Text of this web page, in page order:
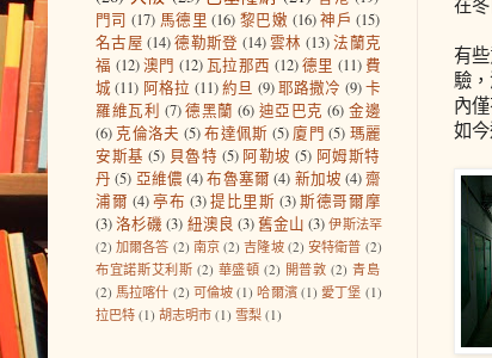
有
驗
內
如
門司 (17) 馬德里 (16) 黎巴嫩 (16) 神戶 (15)
名古屋 (14) 德勒斯登 (14)雲林 (13)法蘭克
福 (12) 澳門 (12)瓦拉那西 (12) 德里 (11) 費
城 (11) 阿格拉 (11)約旦 (9) 耶路撒冷 (9)卡
羅維瓦利 (7) 德黑蘭 (6) 迪亞巴克 (6) 金邊
(6) 克倫洛夫 (5)布達佩斯 (5) 廈門 (5) 瑪麗
安斯基 (5) 貝魯特 (5) 阿勒坡 (5) 阿姆斯特
丹 (5) 亞維儂 (4) 布魯塞爾 (4) 新加坡 (4) 齋
浦爾 (4) 亭布 (3) 提比里斯 (3) 斯德哥爾摩
(3)洛杉磯 (3) 紐澳良 (3)舊金山 (3) 伊斯法罕
(2) 加爾各答 (2) 南京 (2) 吉隆坡 (2) 安特衛普 (2)
布宜諾斯艾利斯 (2) 華盛頓 (2) 開普敦 (2) 青島
(2) 馬拉喀什 (2) 可倫坡 (1) 哈爾濱 (1) 愛丁堡 (1)
拉巴特 (1) 胡志明市 (1) 雪梨 (1)